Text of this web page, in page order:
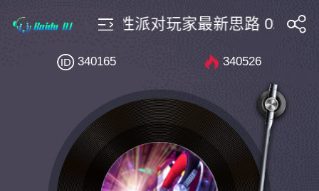
Techno超级弹性派对玩家最新思路 02
340165 340526